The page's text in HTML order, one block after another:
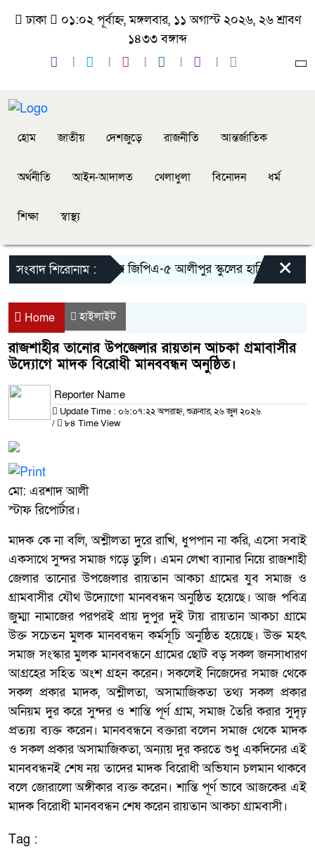
ঢাকা
০১:০২ পূর্বাহ্ন, মঙ্গলবার, ১১ অগাস্ট ২০২৬, ২৬ শ্রাবণ
১৪৩৩ বঙ্গাব্দ
হোম জাতীয় দেশজুড়ে রাজনীতি আন্তর্জাতিক
অর্থনীতি আইন-আদালত খেলাধুলা বিনোদন ধর্ম
শিক্ষা স্বাস্থ্য
সংবাদ শিরোনাম :মেয়ের জিপিএ-৫ আলীপুর স্কুলের হাবিবার সাফল্যে
×
Home হাইলাইট
রাজশাহীর তানোর উপজেলার রায়তান আচকা গ্রমাবাসীর
উদ্যোগে মাদক বিরোধী মানববন্ধন অনুষ্ঠিত।
Reporter Name
Update Time : ০৬:০৭:২২ অপরাহ্ন, শুক্রবার, ২৬ জুন ২০২৬
/
৮৪ Time View
মো: এরশাদ আলী
স্টাফ রিপোর্টার।
মাদক কে না বলি, অশ্লীলতা দুরে রাখি, ধুপপান না করি, এসো সবাই
একসাথে সুন্দর সমাজ গড়ে তুলি। এমন লেখা ব্যানার নিয়ে রাজশাহী
জেলার তানোর উপজেলার রায়তান আকচা গ্রামের যুব সমাজ ও
গ্রামবাসীর যৌথ উদ্যোগো মানববন্ধন অনুষ্ঠিত হয়েছে। আজ পবিত্র
জুম্মা নামাজের পরপরই প্রায় দুপুর দুই টায় রায়তান আকচা গ্রামে
উক্ত সচেতন মুলক মানববন্ধন কর্মসূচি অনুষ্ঠিত হয়েছে। উক্ত মহৎ
সমাজ সংস্কার মুলক মানববন্ধনে গ্রামের ছোট বড় সকল জনসাধারণ
আগ্রহের সহিত অংশ গ্রহন করেন। সকলেই নিজেদের সমাজ থেকে
সকল প্রকার মাদক, অশ্লীলতা, অসামাজিকতা তথ্য সকল প্রকার
অনিয়ম দুর করে সুন্দর ও শান্তি পূর্ণ গ্রাম, সমাজ তৈরি করার সুদৃঢ়
প্রত্যয় ব্যক্ত করেন। মানববন্ধনে বক্তারা বলেন সমাজ থেকে মাদক
ও সকল প্রকার অসামাজিকতা, অন্যায় দুর করতে শুধু একদিনের এই
মানববন্ধনই শেষ নয় তাদের মাদক বিরোধী অভিযান চলমান থাকবে
বলে জোরালো অঙ্গীকার ব্যক্ত করেন। শান্তি পূর্ণ ভাবে আজকের এই
মাদক বিরোধী মানববন্ধন শেষ করেন রায়তান আকচা গ্রামবাসী।
Tag :